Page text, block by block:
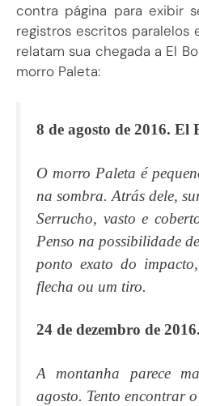
contra página para exibir
registros escritos paralelos
relatam sua chegada a El
morro Paleta:
8 de agosto de 2016. El
O morro Paleta é
na sombra. Atrás dele,
Serrucho, vasto e
Penso na possibilidade
ponto exato do
flecha ou um tiro.
24 de dezembro de
A montanha parece
agosto. Tento encontrar